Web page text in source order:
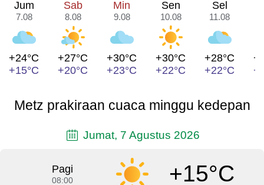
Jum
7.08
+24°C
+15°C
Sab
8.08
+27°C
+20°C
Min
9.08
+30°C
+23°C
Sen
10.08
+30°C
+22°C
Sel
11.08
+28°C
+22°C
Metz prakiraan cuaca minggu kedepan
Jumat, 7 Agustus 2026
Pagi
08:00 +15°C